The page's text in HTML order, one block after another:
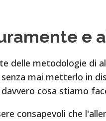
e
delle metodologie di
mai metterlo in
cosa stiamo
consapevoli che